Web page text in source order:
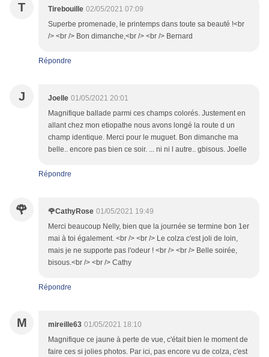
T Tirebouille 02/05/2021 07:09
Superbe promenade, le printemps dans toute sa beauté !<br
/> <br /> Bon dimanche,<br /> <br /> Bernard
Répondre
J Joelle 01/05/2021 20:01
Magnifique ballade parmi ces champs colorés. Justement en
allant chez mon etiopathe nous avons longé la route d un
champ identique. Merci pour le muguet. Bon dimanche ma
belle.. encore pas bien ce soir. ... ni ni l autre.. gbisous. Joelle
Répondre
🌹 🌹CathyRose 01/05/2021 19:49
Merci beaucoup Nelly, bien que la journée se termine bon 1er
mai à toi également. <br /> <br /> Le colza c'est joli de loin,
mais je ne supporte pas l'odeur ! <br /> <br /> Belle soirée,
bisous.<br /> <br /> Cathy
Répondre
M mireille63 01/05/2021 18:10
Magnifique ce jaune à perte de vue, c'était bien le moment de
faire ces si jolies photos. Par ici, pas encore vu de colza, c'est